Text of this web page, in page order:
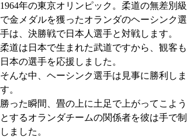
1964年の東京オリンピック。柔道の無差別級
で金メダルを獲ったオランダのヘーシンク選
手は、決勝戦で日本人選手と対戦します。
柔道は日本で生まれた武道ですから、観客も
日本の選手を応援しました。
そんな中、ヘーシンク選手は見事に勝利しま
す。
勝った瞬間、畳の上に土足で上がってこよう
とするオランダチームの関係者を彼は手で制
しました。